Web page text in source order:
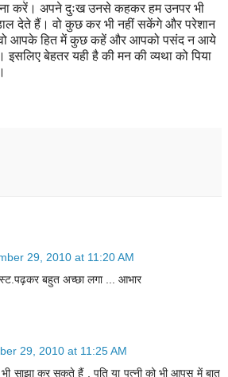
ना करें। अपने दुःख उनसे कहकर हम उनपर भी
देते हैं । वो कुछ कर भी नहीं सकेंगे और परेशान
वो आपके हित में कुछ कहें और आपको पसंद न आये
इसलिए बेहतर यही है की मन की व्यथा कोपिया
29, 2010 at 11:20 AM
बहुत अच्छा लगा ... आभार
29, 2010 at 11:25 AM
भी साझा कर सकते हैं , पति या पत्नी को भी आपस में बात